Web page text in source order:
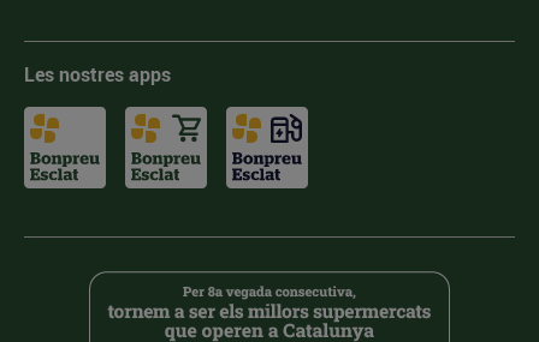
Les nostres apps